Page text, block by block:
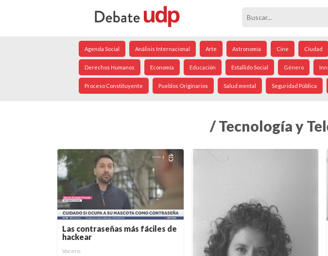
Agenda Social Análisis Internacional Arte Astronomía Cine Ciudad
Derechos Humanos Economía Educación Estallido Social Género
Proceso Constituyente Pueblos Originarios Salud mental Seguridad Pública
/ Tecnología y
Las contraseñas más fáciles de
hackear
Vocero: